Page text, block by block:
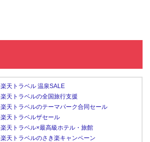
楽天トラベル 温泉SALE
楽天トラベルの全国旅行支援
楽天トラベルのテーマパーク合同セール
楽天トラベルザセール
楽天トラベル×最高級ホテル・旅館
楽天トラベルのさき楽キャンペーン